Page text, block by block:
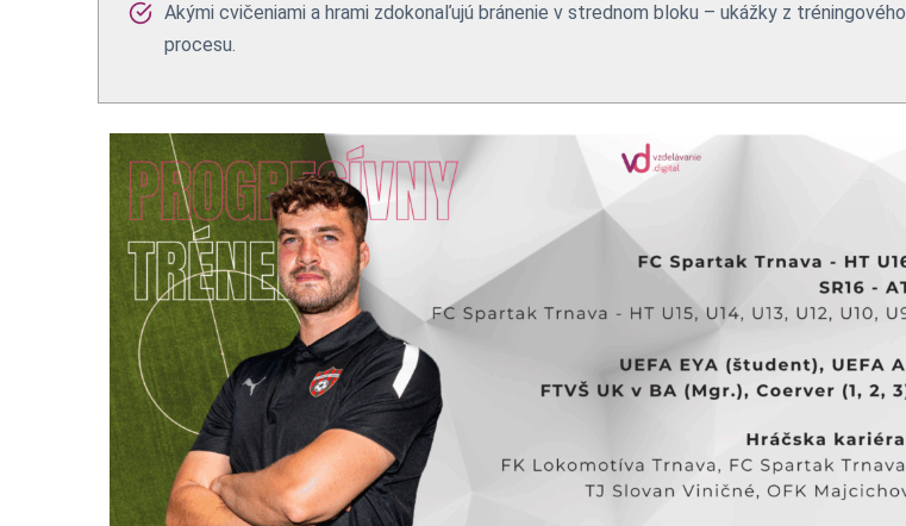
Akými cvičeniami a hrami zdokonaľujú bránenie v strednom bloku – ukážky z tréningového
procesu.